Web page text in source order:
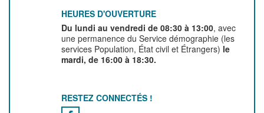
HEURES D'OUVERTURE
Du lundi au vendredi de 08:30 à 13:00, avec
une permanence du Service démographie (les
services Population, État civil et Étrangers) le
mardi, de 16:00 à 18:30.
RESTEZ CONNECTÉS !